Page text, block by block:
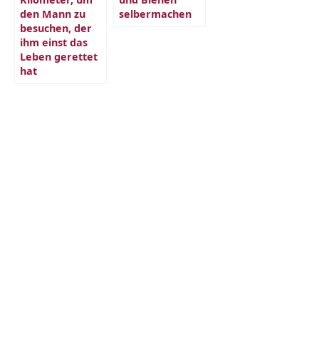
den Mann zu
besuchen, der
ihm einst das
Leben gerettet
hat
selbermachen